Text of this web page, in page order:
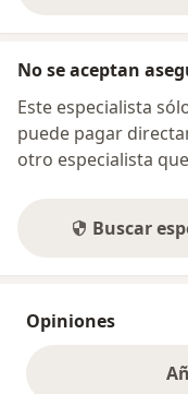
No se aceptan
Este especialista
puede pagar
otro especialista
Buscar
Opiniones